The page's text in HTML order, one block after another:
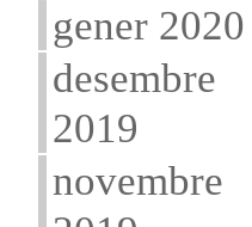
gener 2020
desembre
2019
novembre